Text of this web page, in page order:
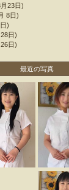
23日)
8日)
)
日)
日)
最近の写真